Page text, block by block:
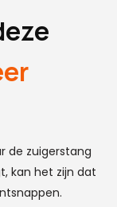
de zuigerstang
kan het zijn dat